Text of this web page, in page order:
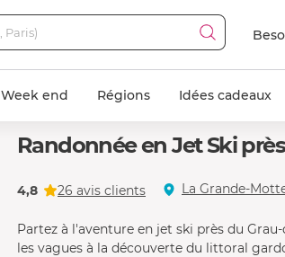
Week end Régions Idées cadeaux
Randonnée en Jet Ski
4,8 26 avis clients La Grande-
Partez à l'aventure en jet ski près du
les vagues à la découverte du littoral